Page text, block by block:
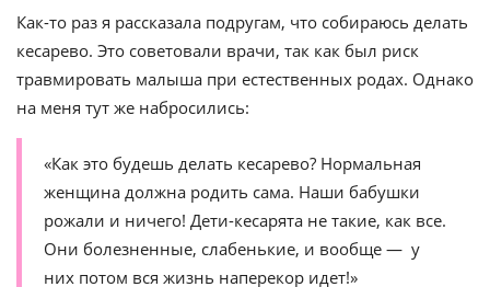
Как-то раз я рассказала подругам, что собираюсь делать
кесарево. Это советовали врачи, так как был риск
травмировать малыша при естественных родах. Однако
на меня тут же набросились:
«Как это будешь делать кесарево? Нормальная
женщина должна родить сама. Наши бабушки
рожали и ничего! Дети-кесарята не такие, как все.
Они болезненные, слабенькие, и вообще — у
них потом вся жизнь наперекор идет!»